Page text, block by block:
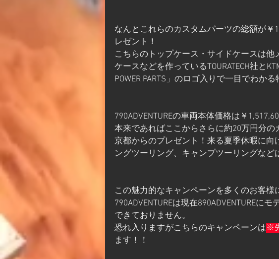
なんとこれらのカスタムパーツの総額が
レゼント！
こちらのトップケース・サイドケースは
ケースなどを作っているTOURATECH社と
POWER PARTS」のロゴ入りで一目でわか
790ADVENTUREの車両本体価格は￥
本来であればここからさらに約20万円分
京都からのプレゼント！来る夏季休暇に向
ングツーリング、キャンプツーリングなど
この魅力的なキャンペーンを多くのお客様
790ADVENTUREは現在890ADVENTUREに
できておりません。
恐れ入りますがこちらのキャンペーンは※
ます！！